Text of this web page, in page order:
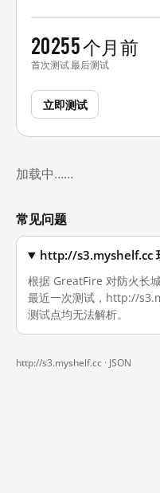
2025
首次测试
5 个月前
最后测试
立即测试
加载中……
常见问题
http://s3.myshelf.cc
根据 GreatFire 对防火长
最近一次测试，http://
测试点均无法解析。
http://s3.myshelf.cc · JSON